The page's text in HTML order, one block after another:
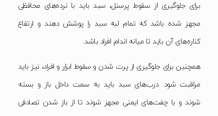
برای جلوگیری از سقوط پرسنل، سبد باید با نرده‌های محافظی
مجهز شده باشد که تمام لبه سبد را پوشش دهند و ارتفاع
کناره‌های آن باید تا میانه اندام افراد باشد.
همچنین برای جلوگیری از پرت شدن و سقوط ابزار و افراد، نیز باید
مراقبت شود. درب‌های سبد باید به سمت داخل باز و بسته
شوند و با چفت‌های ایمنی مجهز شوند تا از باز شدن تصادفی